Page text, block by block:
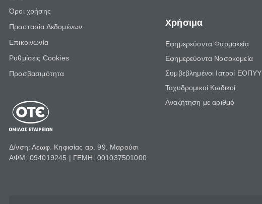
Όροι χρήσης
Προστασία Δεδομένων
Επικοινωνία
Ρυθμίσεις Cookies
Προσβασιμότητα
Δ/νση: Λεωφ. Κηφισίας αρ. 99, Μαρούσι
ΑΦΜ: 094019245 | ΓΕΜΗ: 001037501000
Χρήσιμα
Εφημερεύοντα Φαρμακεία
Εφημερεύοντα Νοσοκομεία
Συμβεβλημένοι Ιατροί ΕΟΠΥΥ
Ταχυδρομικοί Κωδικοί
Αναζήτηση με αριθμό